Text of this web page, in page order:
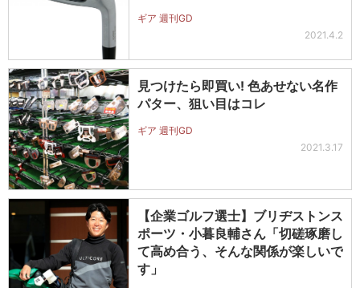
ギア 週刊GD
2021.4.2
見つけたら即買い! 色あせない名作
パター、狙い目はコレ
ギア 週刊GD
2021.3.17
【企業ゴルフ選士】ブリヂストンス
ポーツ・小暮良輔さん「切磋琢磨し
て高め合う、そんな関係が楽しいで
す」